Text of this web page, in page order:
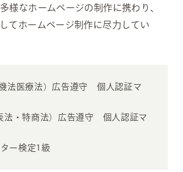
様なホームページの制作に携わり、
てホームページ制作に尽力してい
法医療法）広告遵守 個人認証マ
法・特商法）広告遵守 個人認証マ
ー検定1級